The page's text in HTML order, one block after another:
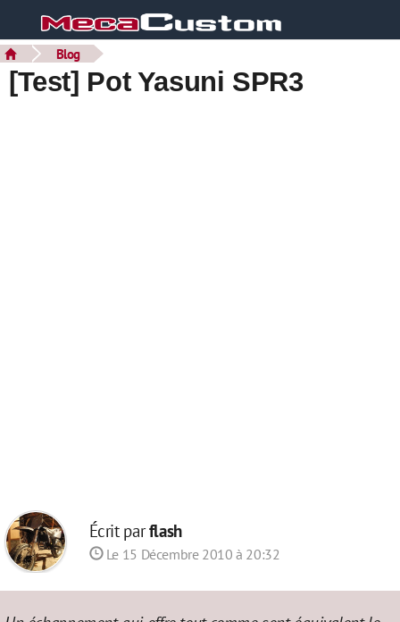
Blog
[Test] Pot Yasuni SPR3
Écrit parflash
Le 15 Décembre 2010 à 20:32